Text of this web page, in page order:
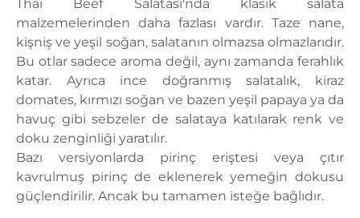
Thai Beef Salatası'nda klasik salata
malzemelerinden daha fazlası vardır. Taze nane,
kişniş ve yeşil soğan, salatanın olmazsa olmazlarıdır.
Bu otlar sadece aroma değil, aynı zamanda ferahlık
katar. Ayrıca ince doğranmış salatalık, kiraz
domates, kırmızı soğan ve bazen yeşil papaya ya da
havuç gibi sebzeler de salataya katılarak renk ve
doku zenginliği yaratılır.
Bazı versiyonlarda pirinç eriştesi veya çıtır
kavrulmuş pirinç de eklenerek yemeğin dokusu
güçlendirilir. Ancak bu tamamen isteğe bağlıdır.